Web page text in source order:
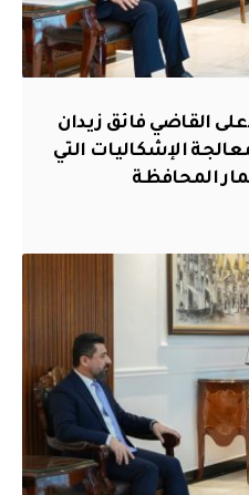
القاضي فائق زيدان
الإشكاليات التي
المحافظة